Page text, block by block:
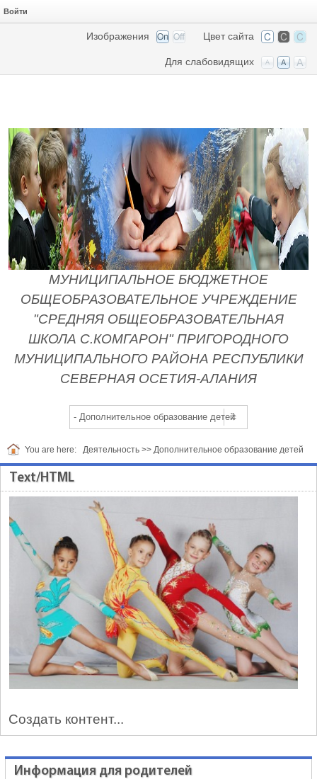
Войти
Цвет сайта
Изображения
Для слабовидящих
МУНИЦИПАЛЬНОЕ БЮДЖЕТНОЕ
ОБЩЕОБРАЗОВАТЕЛЬНОЕ УЧРЕЖДЕНИЕ
"СРЕДНЯЯ ОБЩЕОБРАЗОВАТЕЛЬНАЯ
ШКОЛА С.КОМГАРОН" ПРИГОРОДНОГО
МУНИЦИПАЛЬНОГО РАЙОНА РЕСПУБЛИКИ
СЕВЕРНАЯ ОСЕТИЯ-АЛАНИЯ
You are here: Деятельность >> Дополнительное образование детей
Text/HTML
Создать контент...
Информация для родителей